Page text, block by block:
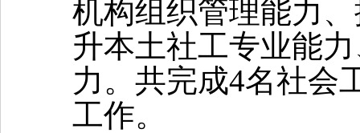
机构组织管理能力
升本土社工专业能
力。共完成4名社会
工作。